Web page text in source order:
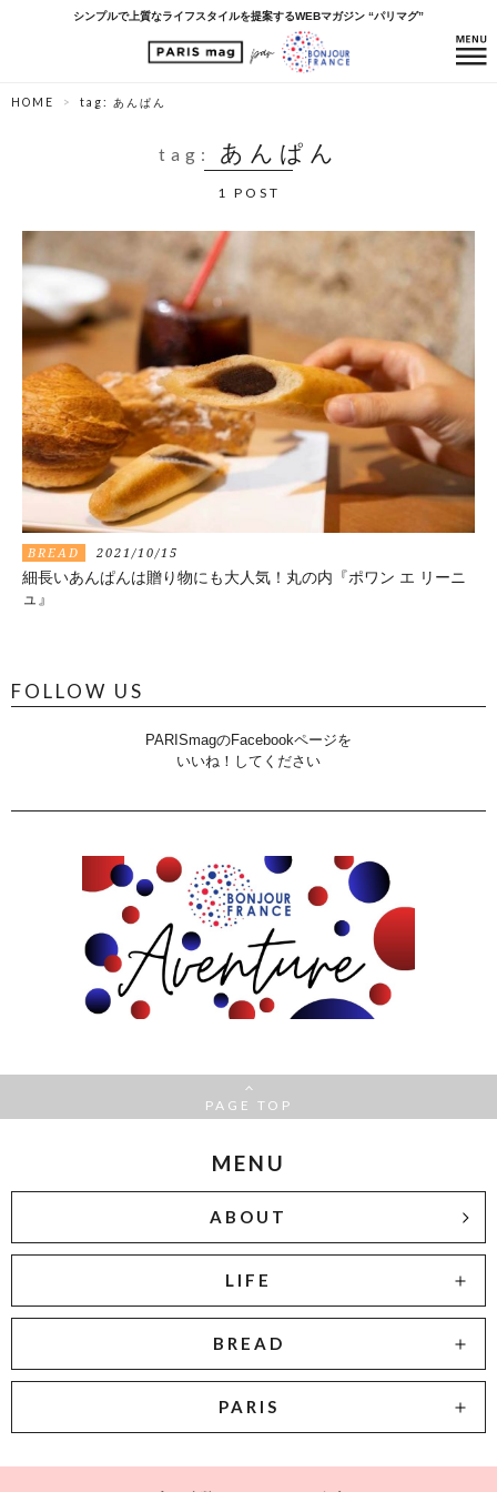
シンプルで上質なライフスタイルを提案するWEBマガジン “パリマグ”
HOME tag: あんぱん
tag: あんぱん
1 POST
BREAD 2021/10/15
細長いあんぱんは贈り物にも大人気！丸の内『ポワン エ リーニ
ュ』
FOLLOW US
PARISmagのFacebookページを
いいね！してください
PAGE TOP
MENU
ABOUT
LIFE
BREAD
PARIS